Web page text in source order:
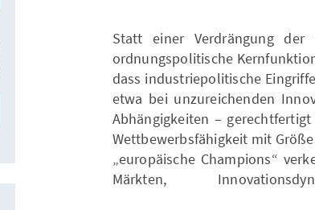
Statt einer Verdrängung der
ordnungspolitische
dass industriepolitische
etwa bei unzureichenden
Abhängigkeiten –
Wettbewerbsfähigkeit mit
„europäische Champions“
Märkten,